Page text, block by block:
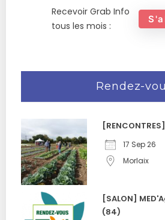
Recevoir Grab Info
tous les mois :
Rendez-
17 Sep 26
Morlaix
[SALON]
(84)